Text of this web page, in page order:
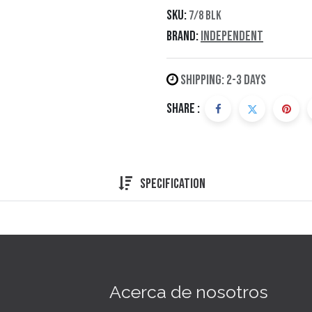
SKU:7/8 BLK
Brand:Independent
Shipping: 2-3 Days
Share :
Specification
Acerca de nosotros